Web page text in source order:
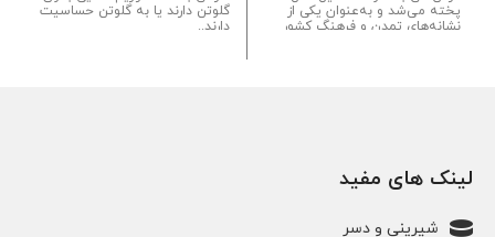
پخته می‌شد و به‌عنوان یکی از
نشانه‌های تمدن و فرهنگ کشور
گلوتن دارند یا به گلوتن حساسیت
دارند..
لینک های مفید
شیرینی و دسر